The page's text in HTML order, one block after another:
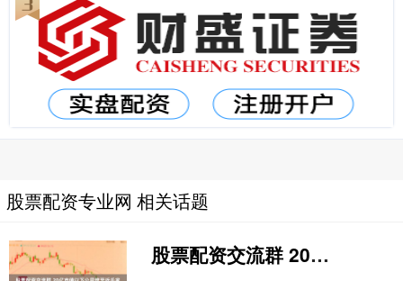
股票配资专业网 相关话题
股票配资交流群 20亿市值以下公司增至近千家